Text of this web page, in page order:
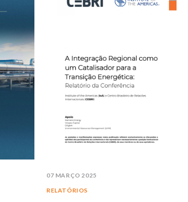
07 MARÇO 2025
RELATÓRIOS